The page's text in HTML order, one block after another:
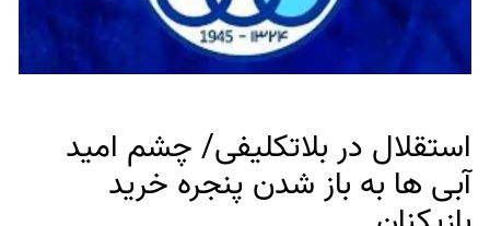
استقلال در بلاتکلیفی/ چشم امید
آبی ها به باز شدن پنجره خرید